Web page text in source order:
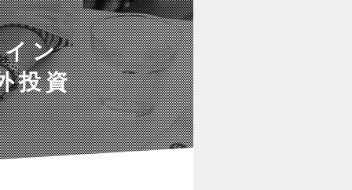
ン
投資